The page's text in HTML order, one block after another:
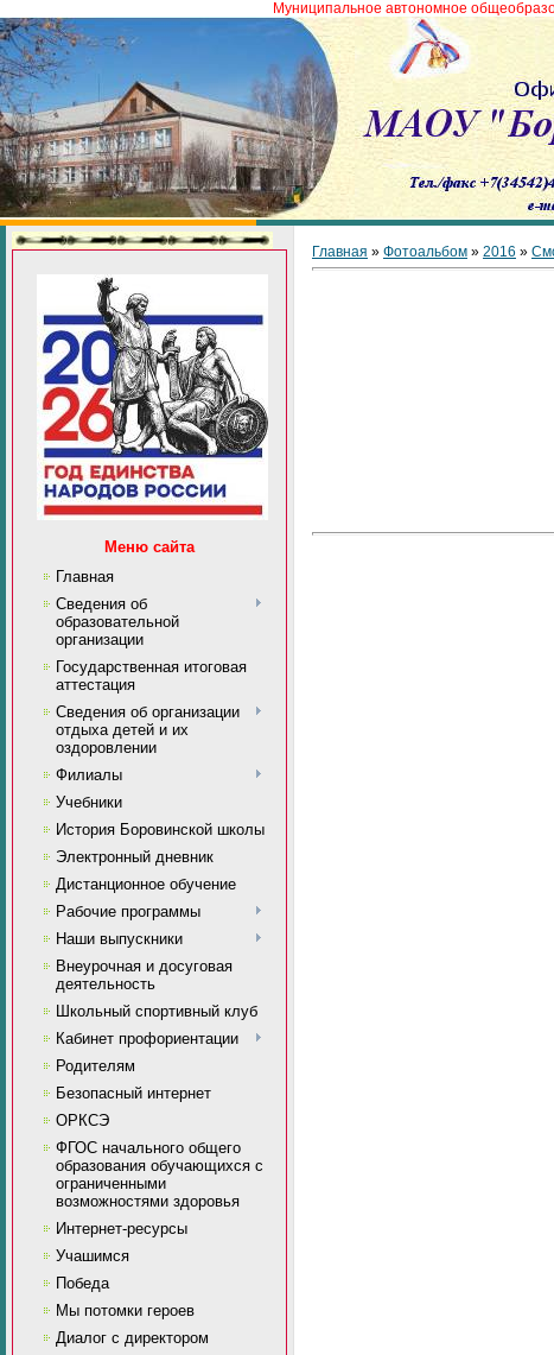
Муниципальное автономное
Меню сайта
Главная
Сведения об
образовательной
организации
Государственная итоговая
аттестация
Сведения об организации
отдыха детей и их
оздоровлении
Филиалы
Учебники
История Боровинской школы
Электронный дневник
Дистанционное обучение
Рабочие программы
Наши выпускники
Внеурочная и досуговая
деятельность
Школьный спортивный клуб
Кабинет профориентации
Родителям
Безопасный интернет
ОРКСЭ
ФГОС начального общего
образования обучающихся с
ограниченными
возможностями здоровья
Интернет-ресурсы
Учашимся
Победа
Мы потомки героев
Диалог с директором
Главная » Фотоальбом » 2016 »